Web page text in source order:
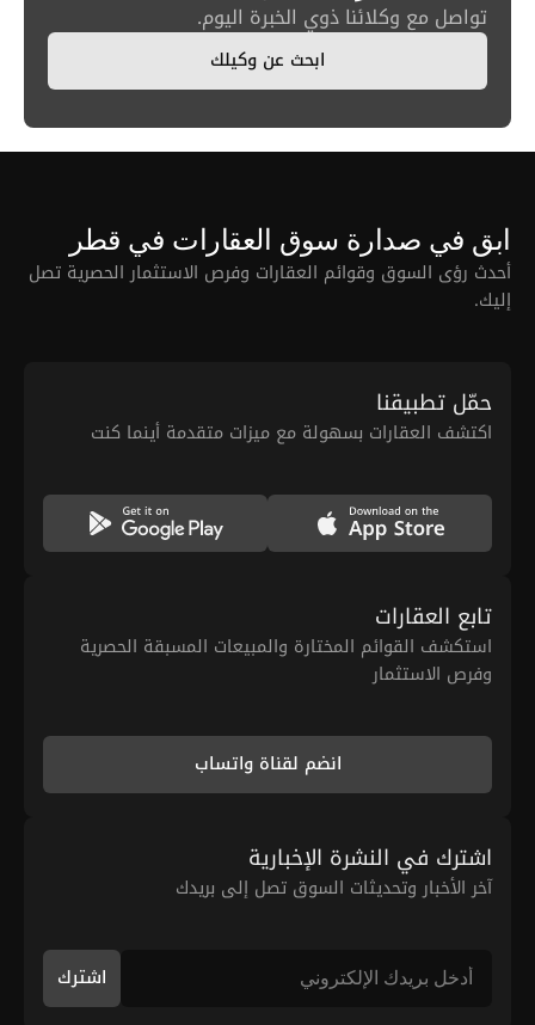
تواصل مع وكلائنا ذوي الخبرة اليوم.
ابحث عن وكيلك
ابق في صدارة سوق العقارات في قطر
أحدث رؤى السوق وقوائم العقارات وفرص الاستثمار الحصرية تصل
إليك.
حمّل تطبيقنا
اكتشف العقارات بسهولة مع ميزات متقدمة أينما كنت
تابع العقارات
استكشف القوائم المختارة والمبيعات المسبقة الحصرية
وفرص الاستثمار
انضم لقناة واتساب
اشترك في النشرة الإخبارية
آخر الأخبار وتحديثات السوق تصل إلى بريدك
اشترك